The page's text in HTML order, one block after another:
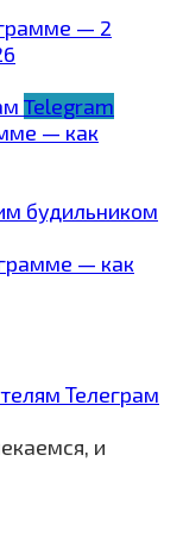
— 2
Telegram
— как
— как
Телеграм
и